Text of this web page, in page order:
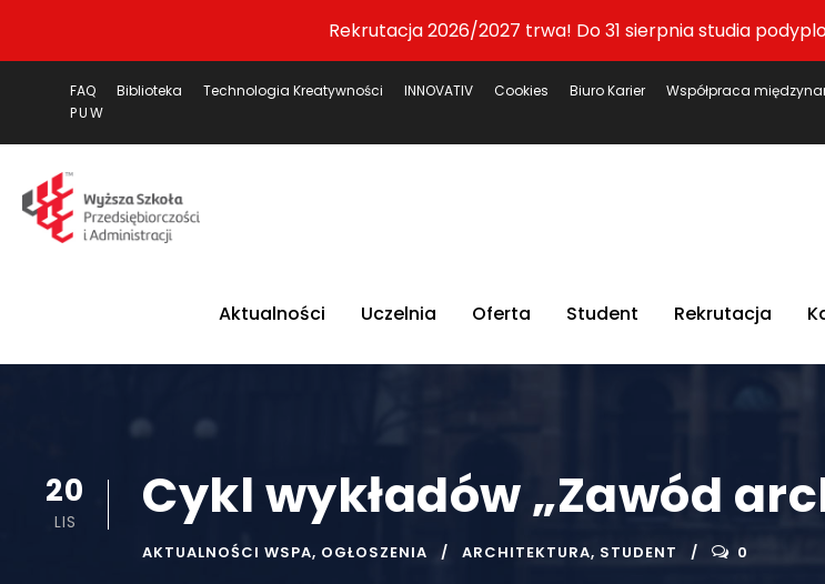
Rekrutacja 2026/2027 trwa! Do 31 sierpnia studia
FAQ Biblioteka Technologia Kreatywności INNOVATIV Cookies Biuro Karier Współpraca
PUW
Aktualności Uczelnia Oferta Student Rekrutacja
20
LIS Cykl wykładów „Zawód
AKTUALNOŚCI WSPA, OGŁOSZENIA ARCHITEKTURA, STUDENT 0